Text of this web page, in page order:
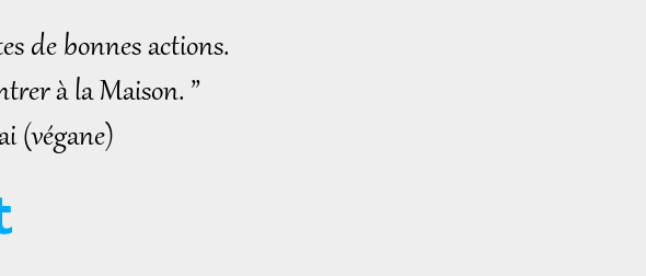
de bonnes actions.
à la Maison. ”
(végane)